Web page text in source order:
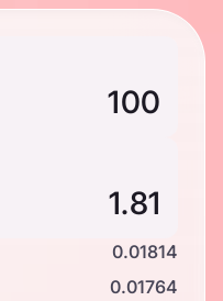
0.01814
0.01764